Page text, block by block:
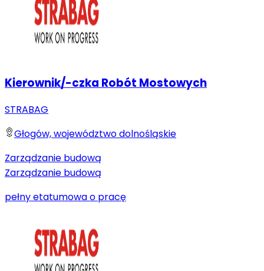
Kierownik/-czka Robót Mostowych
STRABAG
Głogów, województwo dolnośląskie
Zarządzanie budową
Zarządzanie budową
pełny etatumowa o pracę